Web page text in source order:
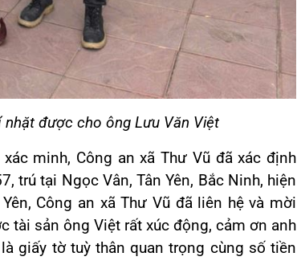
nhặt được cho ông Lưu Văn Việt
minh, Công an xã Thư Vũ đã xác định
trú tại Ngọc Vân, Tân Yên, Bắc Ninh, hiện
Công an xã Thư Vũ đã liên hệ và mời
tài sản ông Việt rất xúc động, cảm ơn anh
giấy tờ tuỳ thân quan trọng cùng số tiền